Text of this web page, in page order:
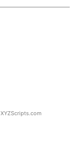
XYZScripts.com